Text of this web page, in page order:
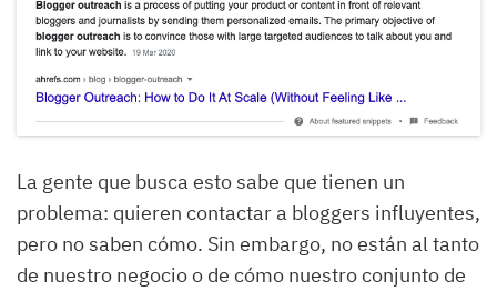
La gente que busca esto sabe que tienen un
problema: quieren contactar a bloggers influyentes,
pero no saben cómo. Sin embargo, no están al tanto
de nuestro negocio o de cómo nuestro conjunto de